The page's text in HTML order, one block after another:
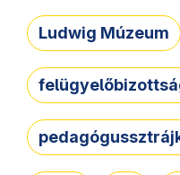
Ludwig Múzeum